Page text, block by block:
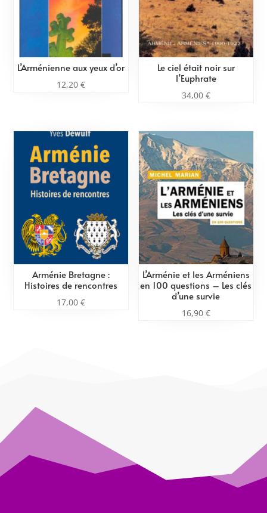
L’Arménienne aux yeux d’or
12,20€
Le ciel était noir sur
l’Euphrate
34,00 €
Arménie Bretagne :
Histoires de rencontres
17,00€
L’Arménie et les Arméniens
en 100 questions – Les clés
d’une survie
16,90 €